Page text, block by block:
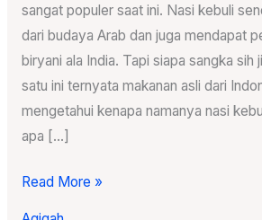
sangat populer saat ini. Nasi kebuli
dari budaya Arab dan juga mendapat
biryani ala India. Tapi siapa sangka sih
satu ini ternyata makanan asli dari
mengetahui kenapa namanya nasi
apa […]
Kebuli
Tapi
Ribet?
Cara
Nasi
Read More »